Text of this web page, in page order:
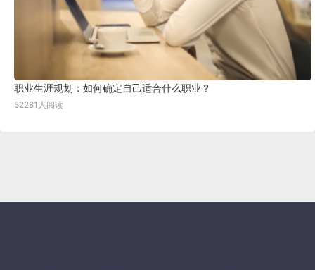
职业生涯规划：如何确定自己适合什么职业？
52281人阅读